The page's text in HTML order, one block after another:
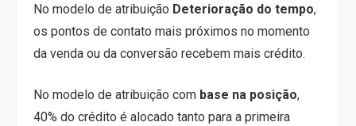
No modelo de atribuição Deterioração do tempo,
os pontos de contato mais próximos no momento
da venda ou da conversão recebem mais crédito.
No modelo de atribuição com base na posição,
40% do crédito é alocado tanto para a primeira